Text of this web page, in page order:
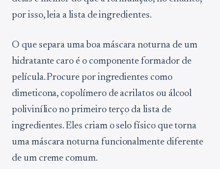
por isso, leia a lista de ingredientes.
O que separa uma boa máscara noturna de um
hidratante caro é o componente formador de
película. Procure por ingredientes como
dimeticona, copolímero de acrilatos ou álcool
polivinílico no primeiro terço da lista de
ingredientes. Eles criam o selo físico que torna
uma máscara noturna funcionalmente diferente
de um creme comum.